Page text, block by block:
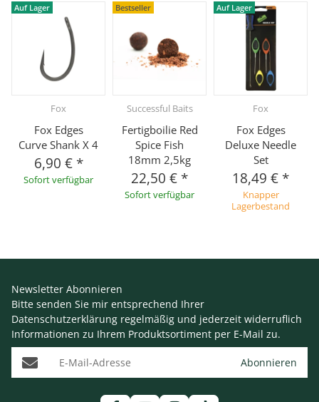
Auf Lager
Fox
Fox Edges
Curve Shank X 4
6,90 € *
Sofort verfügbar
Bestseller
Successful Baits
Fertigboilie Red
Spice Fish
18mm 2,5kg
22,50 € *
Sofort verfügbar
Auf Lager
Fox
Fox Edges
Deluxe Needle
Set
18,49 € *
Knapper
Lagerbestand
Newsletter Abonnieren
Bitte senden Sie mir entsprechend Ihrer
Datenschutzerklärung regelmäßig und jederzeit widerruflich
Informationen zu Ihrem Produktsortiment per E-Mail zu.
E-Mail-Adresse Abonnieren